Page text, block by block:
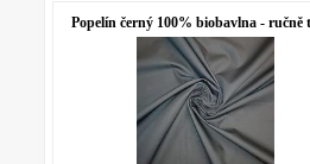
Popelín černý 100% biobavlna - ručně